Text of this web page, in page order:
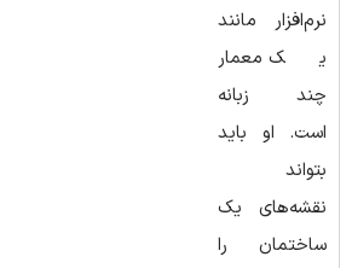
نرم‌افزار مانند
یک معمار
چند زبانه
است. او باید
بتواند
نقشه‌های یک
ساختمان را